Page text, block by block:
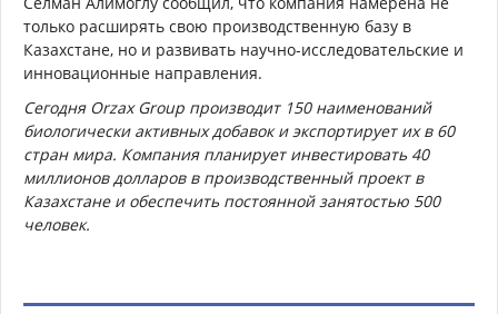
только расширять свою производственную базу в
Казахстане, но и развивать научно-исследовательские и
инновационные направления.
Сегодня Orzax Group производит 150 наименований
биологически активных добавок и экспортирует их в 60
стран мира. Компания планирует инвестировать 40
миллионов долларов в производственный проект в
Казахстане и обеспечить постоянной занятостью 500
человек.